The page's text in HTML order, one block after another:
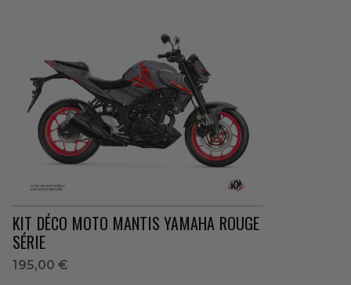
KIT DÉCO MOTO MANTIS YAMAHA ROUGE
SÉRIE
195,00 €